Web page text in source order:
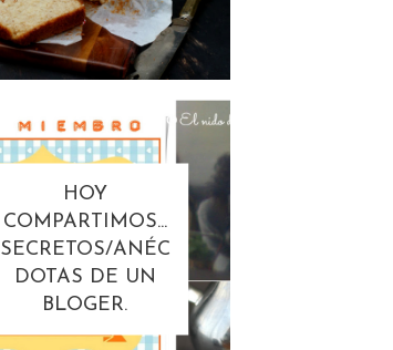
HOY
COMPARTIMOS...
SECRETOS/ANÉC
DOTAS DE UN
BLOGER.